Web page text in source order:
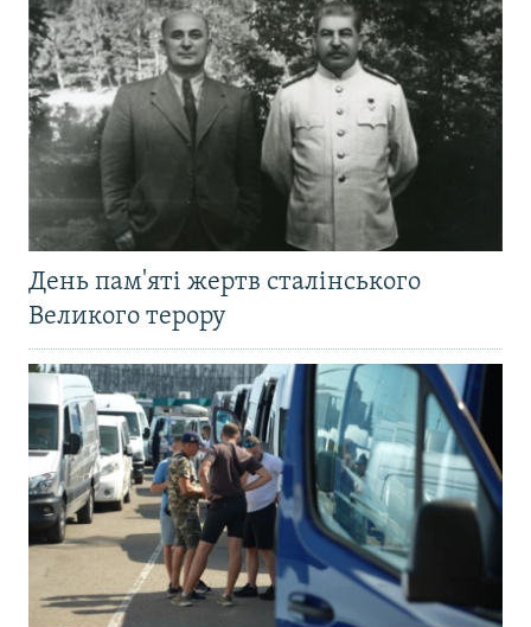
День пам'яті жертв сталінського
Великого терору